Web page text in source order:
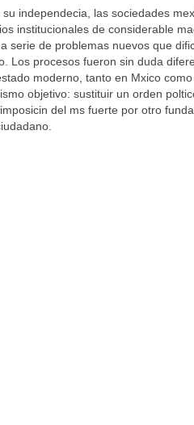
independecia, las sociedades
institucionales de considerable
serie de problemas nuevos que
Los procesos fueron sin duda
moderno, tanto en Mxico como
objetivo: sustituir un orden
del ms fuerte por otro